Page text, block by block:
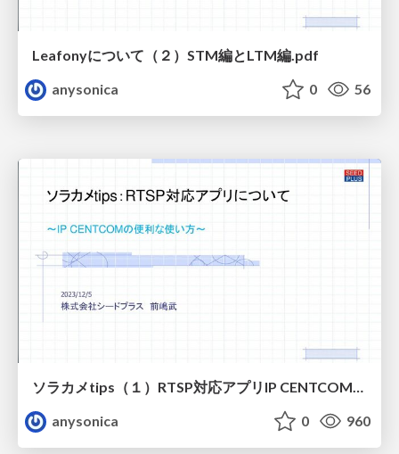
Leafonyについて（２）STM編とLTM編.pdf
anysonica
0 56
ソラカメtips（１）RTSP対応アプリIP CENTCOMとマルチビュー
anysonica
0 960